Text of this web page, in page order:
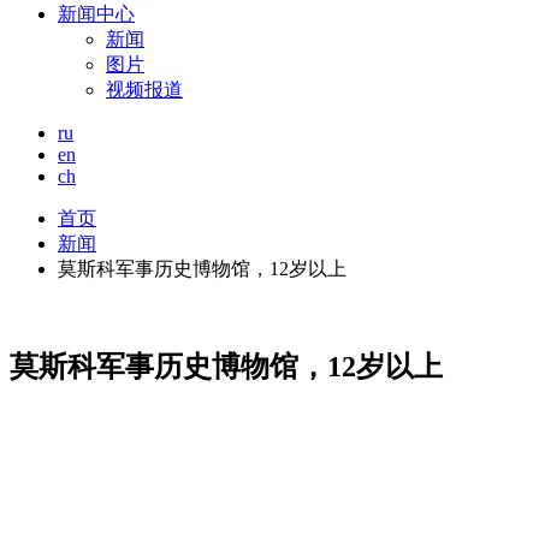
新闻中心
新闻
图片
视频报道
ru
en
ch
首页
新闻
莫斯科军事历史博物馆，12岁以上
莫斯科军事历史博物馆，12岁以上